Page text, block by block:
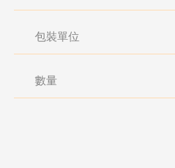
包裝單位
數量